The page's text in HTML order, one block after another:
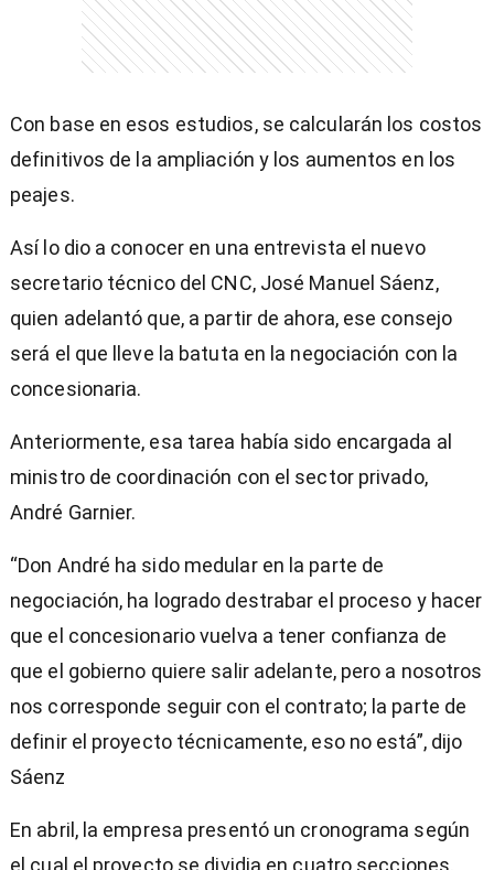
Con base en esos estudios, se calcularán los costos
definitivos de la ampliación y los aumentos en los
peajes.
Así lo dio a conocer en una entrevista el nuevo
secretario técnico del CNC, José Manuel Sáenz,
quien adelantó que, a partir de ahora, ese consejo
será el que lleve la batuta en la negociación con la
concesionaria.
Anteriormente, esa tarea había sido encargada al
ministro de coordinación con el sector privado,
André Garnier.
“Don André ha sido medular en la parte de
negociación, ha logrado destrabar el proceso y hacer
que el concesionario vuelva a tener confianza de
que el gobierno quiere salir adelante, pero a nosotros
nos corresponde seguir con el contrato; la parte de
definir el proyecto técnicamente, eso no está”, dijo
Sáenz
En abril, la empresa presentó un cronograma según
el cual el proyecto se dividia en cuatro secciones,